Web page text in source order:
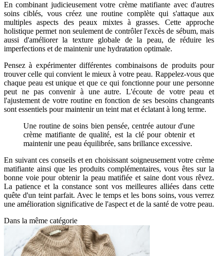
En combinant judicieusement votre crème matifiante avec d'autres
soins ciblés, vous créez une routine complète qui s'attaque aux
multiples aspects des peaux mixtes à grasses. Cette approche
holistique permet non seulement de contrôler l'excès de sébum, mais
aussi d'améliorer la texture globale de la peau, de réduire les
imperfections et de maintenir une hydratation optimale.
Pensez à expérimenter différentes combinaisons de produits pour
trouver celle qui convient le mieux à votre peau. Rappelez-vous que
chaque peau est unique et que ce qui fonctionne pour une personne
peut ne pas convenir à une autre. L'écoute de votre peau et
l'ajustement de votre routine en fonction de ses besoins changeants
sont essentiels pour maintenir un teint mat et éclatant à long terme.
Une routine de soins bien pensée, centrée autour d'une
crème matifiante de qualité, est la clé pour obtenir et
maintenir une peau équilibrée, sans brillance excessive.
En suivant ces conseils et en choisissant soigneusement votre crème
matifiante ainsi que les produits complémentaires, vous êtes sur la
bonne voie pour obtenir la peau matifiée et saine dont vous rêvez.
La patience et la constance sont vos meilleures alliées dans cette
quête d'un teint parfait. Avec le temps et les bons soins, vous verrez
une amélioration significative de l'aspect et de la santé de votre peau.
Dans la même catégorie